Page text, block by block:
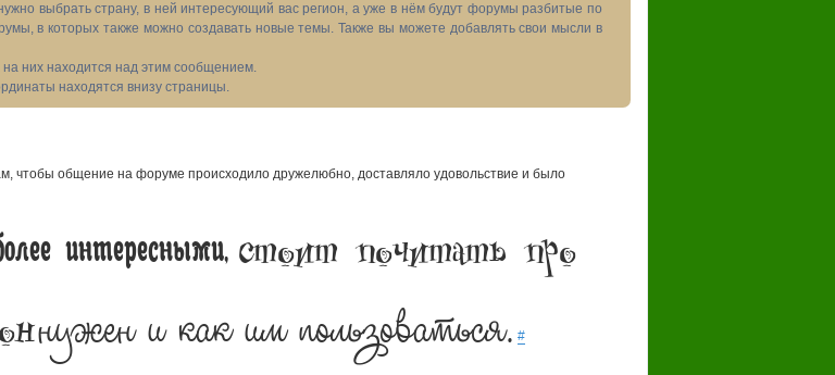
выбрать страну, в ней интересующий вас регион, а уже в нём будут форумы разбитые по
в которых также можно создавать новые темы. Также вы можете добавлять свои мысли в
на них находится над этим сообщением.
находятся внизу страницы.
чтобы общение на форуме происходило дружелюбно, доставляло удовольствие и было
интересными, стоит почитать про
нужен и как им пользоваться. #